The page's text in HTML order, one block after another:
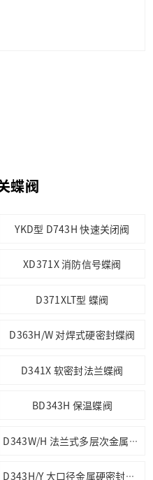
蝶阀
YKD型 D743H 快速关闭阀
XD371X 消防信号蝶阀
D371XLT型 蝶阀
D363H/W 对焊式硬密封蝶阀
D341X 软密封法兰蝶阀
BD343H 保温蝶阀
D343W/H 法兰式多层次金属硬密封蝶阀
D343H/Y 大口径金属硬密封蝶阀